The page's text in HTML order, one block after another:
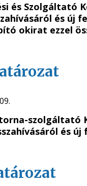
és Szolgáltató
és új
okirat ezzel
szolgáltató
és